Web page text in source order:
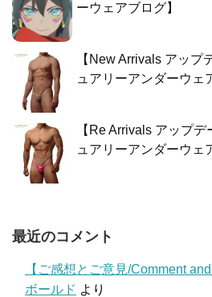
ーウェアブログ】
【New Arrivals アップ
ュアリーアンダーウェ
【Re Arrivals アップ
ュアリーアンダーウェ
最近のコメント
【ご感想とご意見/Comment and
ボールド より